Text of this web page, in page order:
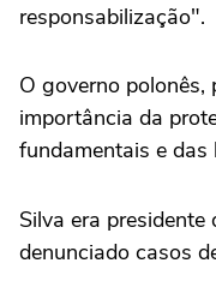
responsabilização".
O governo
importância da
fundamentais e das
Silva era
denunciado casos